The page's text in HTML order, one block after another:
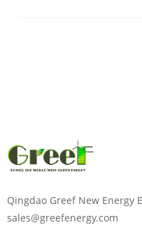
Qingdao Greef New Energy
sales@greefenergy.com